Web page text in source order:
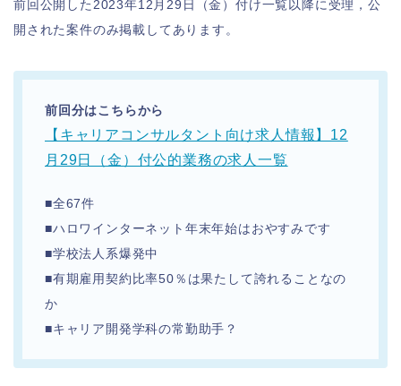
前回公開した2023年12月29日（金）付け一覧以降に受理，公
開された案件のみ掲載してあります。
前回分はこちらから
【キャリアコンサルタント向け求人情報】12
月29日（金）付公的業務の求人一覧
■全67件
■ハロワインターネット年末年始はおやすみです
■学校法人系爆発中
■有期雇用契約比率50％は果たして誇れることなの
か
■キャリア開発学科の常勤助手？